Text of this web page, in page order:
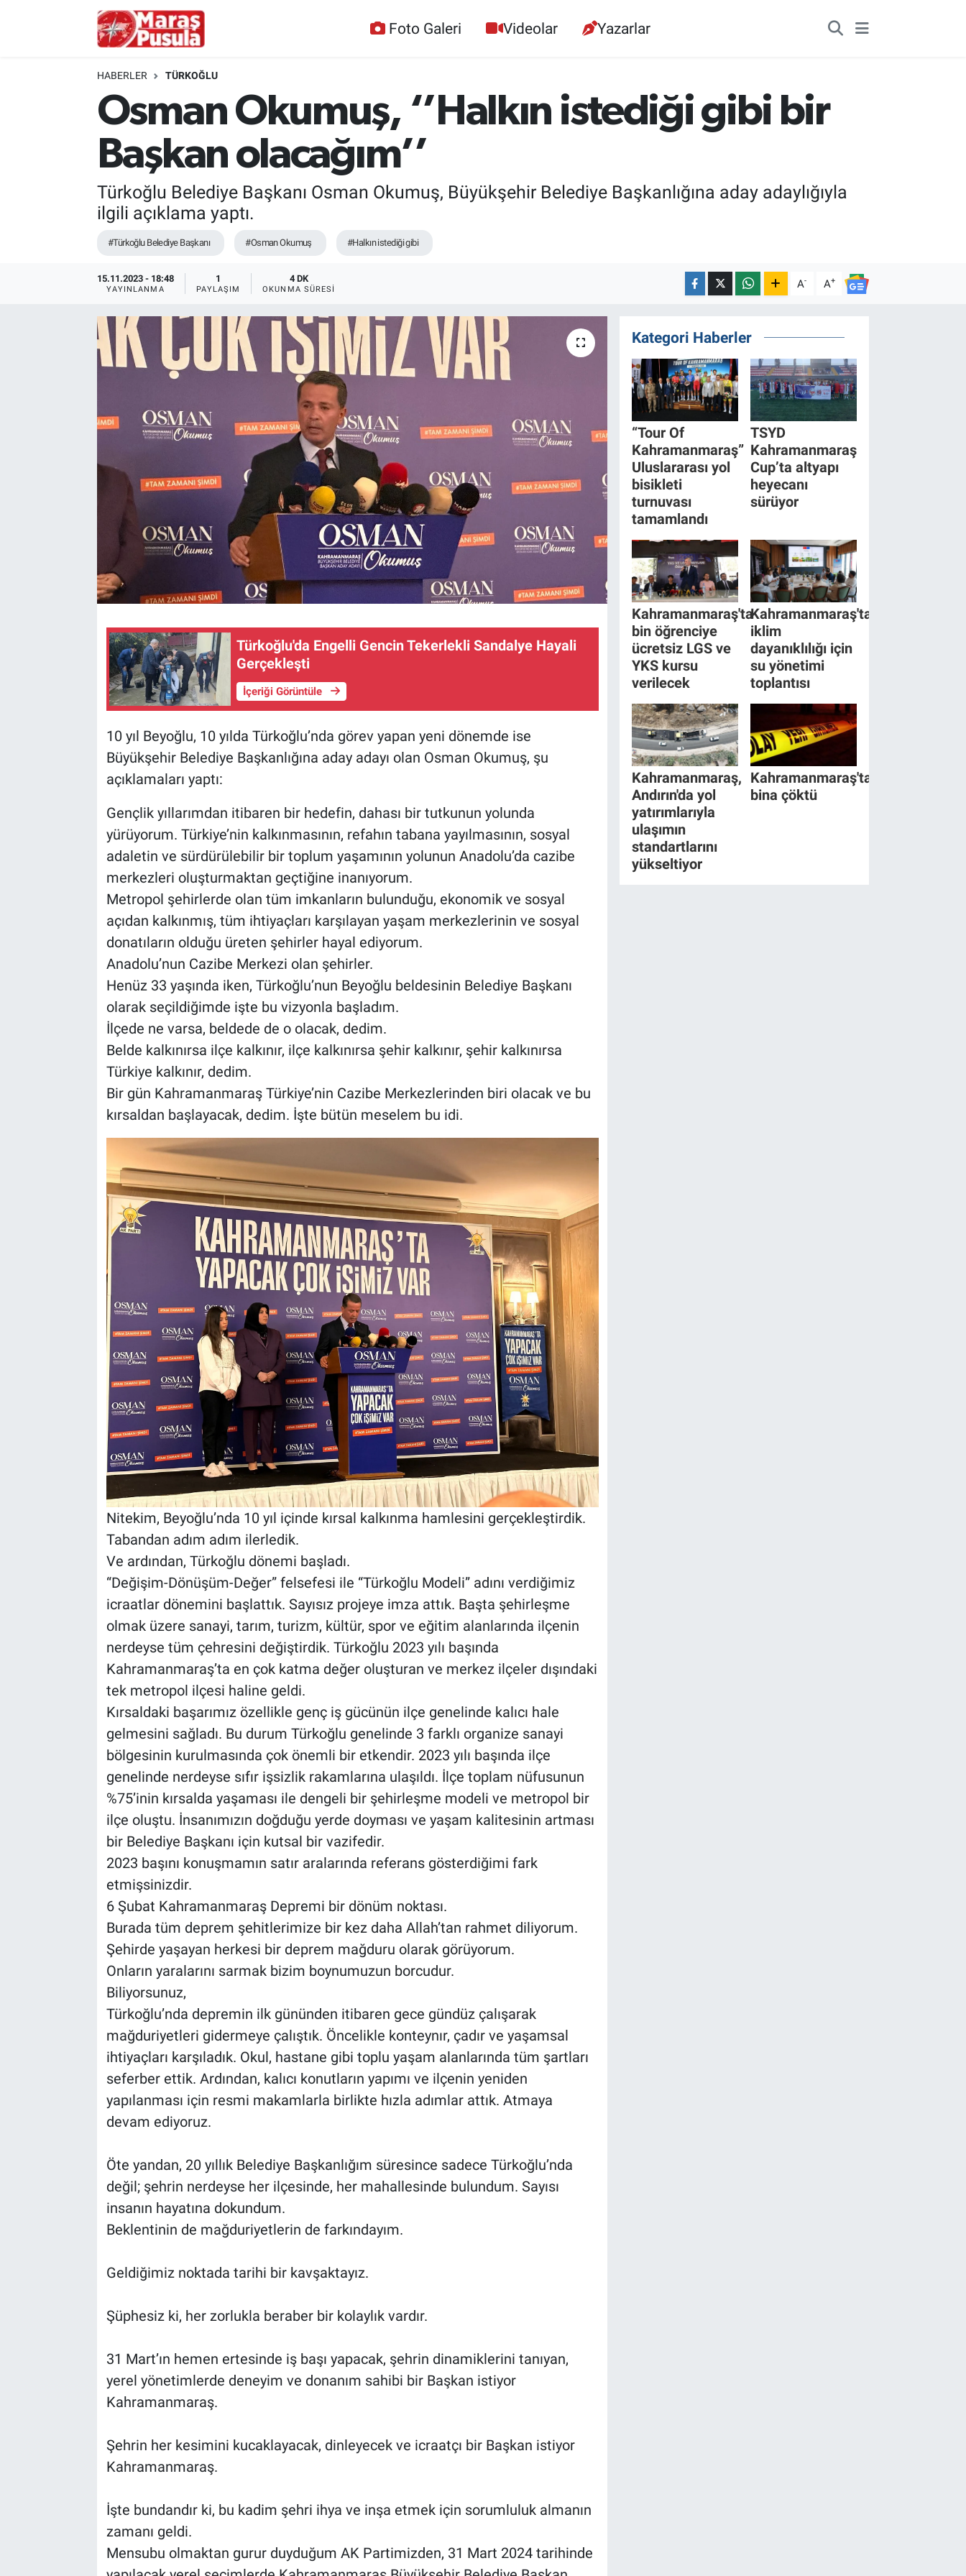
Foto Galeri Videolar Yazarlar
HABERLER TÜRKOĞLU
Osman Okumuş, ‘’Halkın istediği gibi bir
Başkan olacağım’’
Türkoğlu Belediye Başkanı Osman Okumuş, Büyükşehir Belediye Başkanlığına aday adaylığıyla
ilgili açıklama yaptı.
#Türkoğlu Belediye Başkanı #Osman Okumuş #Halkın istediği gibi
15.11.2023 - 18:48
YAYINLANMA
1
PAYLAŞIM
4 DK
OKUNMA SÜRESI A- A+
Türkoğlu'da Engelli Gencin Tekerlekli Sandalye Hayali
Gerçekleşti
İçeriği Görüntüle
10 yıl Beyoğlu, 10 yılda Türkoğlu’nda görev yapan yeni dönemde ise
Büyükşehir Belediye Başkanlığına aday adayı olan Osman Okumuş, şu
açıklamaları yaptı:
Gençlik yıllarımdan itibaren bir hedefin, dahası bir tutkunun yolunda
yürüyorum. Türkiye’nin kalkınmasının, refahın tabana yayılmasının, sosyal
adaletin ve sürdürülebilir bir toplum yaşamının yolunun Anadolu’da cazibe
merkezleri oluşturmaktan geçtiğine inanıyorum.
Metropol şehirlerde olan tüm imkanların bulunduğu, ekonomik ve sosyal
açıdan kalkınmış, tüm ihtiyaçları karşılayan yaşam merkezlerinin ve sosyal
donatıların olduğu üreten şehirler hayal ediyorum.
Anadolu’nun Cazibe Merkezi olan şehirler.
Henüz 33 yaşında iken, Türkoğlu’nun Beyoğlu beldesinin Belediye Başkanı
olarak seçildiğimde işte bu vizyonla başladım.
İlçede ne varsa, beldede de o olacak, dedim.
Belde kalkınırsa ilçe kalkınır, ilçe kalkınırsa şehir kalkınır, şehir kalkınırsa
Türkiye kalkınır, dedim.
Bir gün Kahramanmaraş Türkiye’nin Cazibe Merkezlerinden biri olacak ve bu
kırsaldan başlayacak, dedim. İşte bütün meselem bu idi.
Nitekim, Beyoğlu’nda 10 yıl içinde kırsal kalkınma hamlesini gerçekleştirdik.
Tabandan adım adım ilerledik.
Ve ardından, Türkoğlu dönemi başladı.
“Değişim-Dönüşüm-Değer” felsefesi ile “Türkoğlu Modeli” adını verdiğimiz
icraatlar dönemini başlattık. Sayısız projeye imza attık. Başta şehirleşme
olmak üzere sanayi, tarım, turizm, kültür, spor ve eğitim alanlarında ilçenin
nerdeyse tüm çehresini değiştirdik. Türkoğlu 2023 yılı başında
Kahramanmaraş’ta en çok katma değer oluşturan ve merkez ilçeler dışındaki
tek metropol ilçesi haline geldi.
Kırsaldaki başarımız özellikle genç iş gücünün ilçe genelinde kalıcı hale
gelmesini sağladı. Bu durum Türkoğlu genelinde 3 farklı organize sanayi
bölgesinin kurulmasında çok önemli bir etkendir. 2023 yılı başında ilçe
genelinde nerdeyse sıfır işsizlik rakamlarına ulaşıldı. İlçe toplam nüfusunun
%75’inin kırsalda yaşaması ile dengeli bir şehirleşme modeli ve metropol bir
ilçe oluştu. İnsanımızın doğduğu yerde doyması ve yaşam kalitesinin artması
bir Belediye Başkanı için kutsal bir vazifedir.
2023 başını konuşmamın satır aralarında referans gösterdiğimi fark
etmişsinizdir.
6 Şubat Kahramanmaraş Depremi bir dönüm noktası.
Burada tüm deprem şehitlerimize bir kez daha Allah’tan rahmet diliyorum.
Şehirde yaşayan herkesi bir deprem mağduru olarak görüyorum.
Onların yaralarını sarmak bizim boynumuzun borcudur.
Biliyorsunuz,
Türkoğlu’nda depremin ilk gününden itibaren gece gündüz çalışarak
mağduriyetleri gidermeye çalıştık. Öncelikle konteynır, çadır ve yaşamsal
ihtiyaçları karşıladık. Okul, hastane gibi toplu yaşam alanlarında tüm şartları
seferber ettik. Ardından, kalıcı konutların yapımı ve ilçenin yeniden
yapılanması için resmi makamlarla birlikte hızla adımlar attık. Atmaya
devam ediyoruz.
Öte yandan, 20 yıllık Belediye Başkanlığım süresince sadece Türkoğlu’nda
değil; şehrin nerdeyse her ilçesinde, her mahallesinde bulundum. Sayısı
insanın hayatına dokundum.
Beklentinin de mağduriyetlerin de farkındayım.
Geldiğimiz noktada tarihi bir kavşaktayız.
Şüphesiz ki, her zorlukla beraber bir kolaylık vardır.
31 Mart’ın hemen ertesinde iş başı yapacak, şehrin dinamiklerini tanıyan,
yerel yönetimlerde deneyim ve donanım sahibi bir Başkan istiyor
Kahramanmaraş.
Şehrin her kesimini kucaklayacak, dinleyecek ve icraatçı bir Başkan istiyor
Kahramanmaraş.
İşte bundandır ki, bu kadim şehri ihya ve inşa etmek için sorumluluk almanın
zamanı geldi.
Mensubu olmaktan gurur duyduğum AK Partimizden, 31 Mart 2024 tarihinde
Kategori Haberler
“Tour Of
Kahramanmaraş”
Uluslararası yol
bisikleti
turnuvası
tamamlandı
TSYD
Kahramanmaraş
Cup’ta altyapı
heyecanı
sürüyor
Kahramanmaraş'ta
bin öğrenciye
ücretsiz LGS ve
YKS kursu
verilecek
Kahramanmaraş'ta
iklim
dayanıklılığı için
su yönetimi
toplantısı
Kahramanmaraş,
Andırın'da yol
yatırımlarıyla
ulaşımın
standartlarını
yükseltiyor
Kahramanmaraş'ta
bina çöktü
Kültür Sanat
TEKNOLOJİ
HABERDE İNSAN
BİLİM VE TEKNOLOJİ
İstanbul Hava Durumu
İstanbul Namaz Vakitleri
İstanbul Trafik Yoğunluk Haritası
Süper Lig Puan Durumu ve Fikstür
Tüm Manşetler
Son Dakika Haberleri